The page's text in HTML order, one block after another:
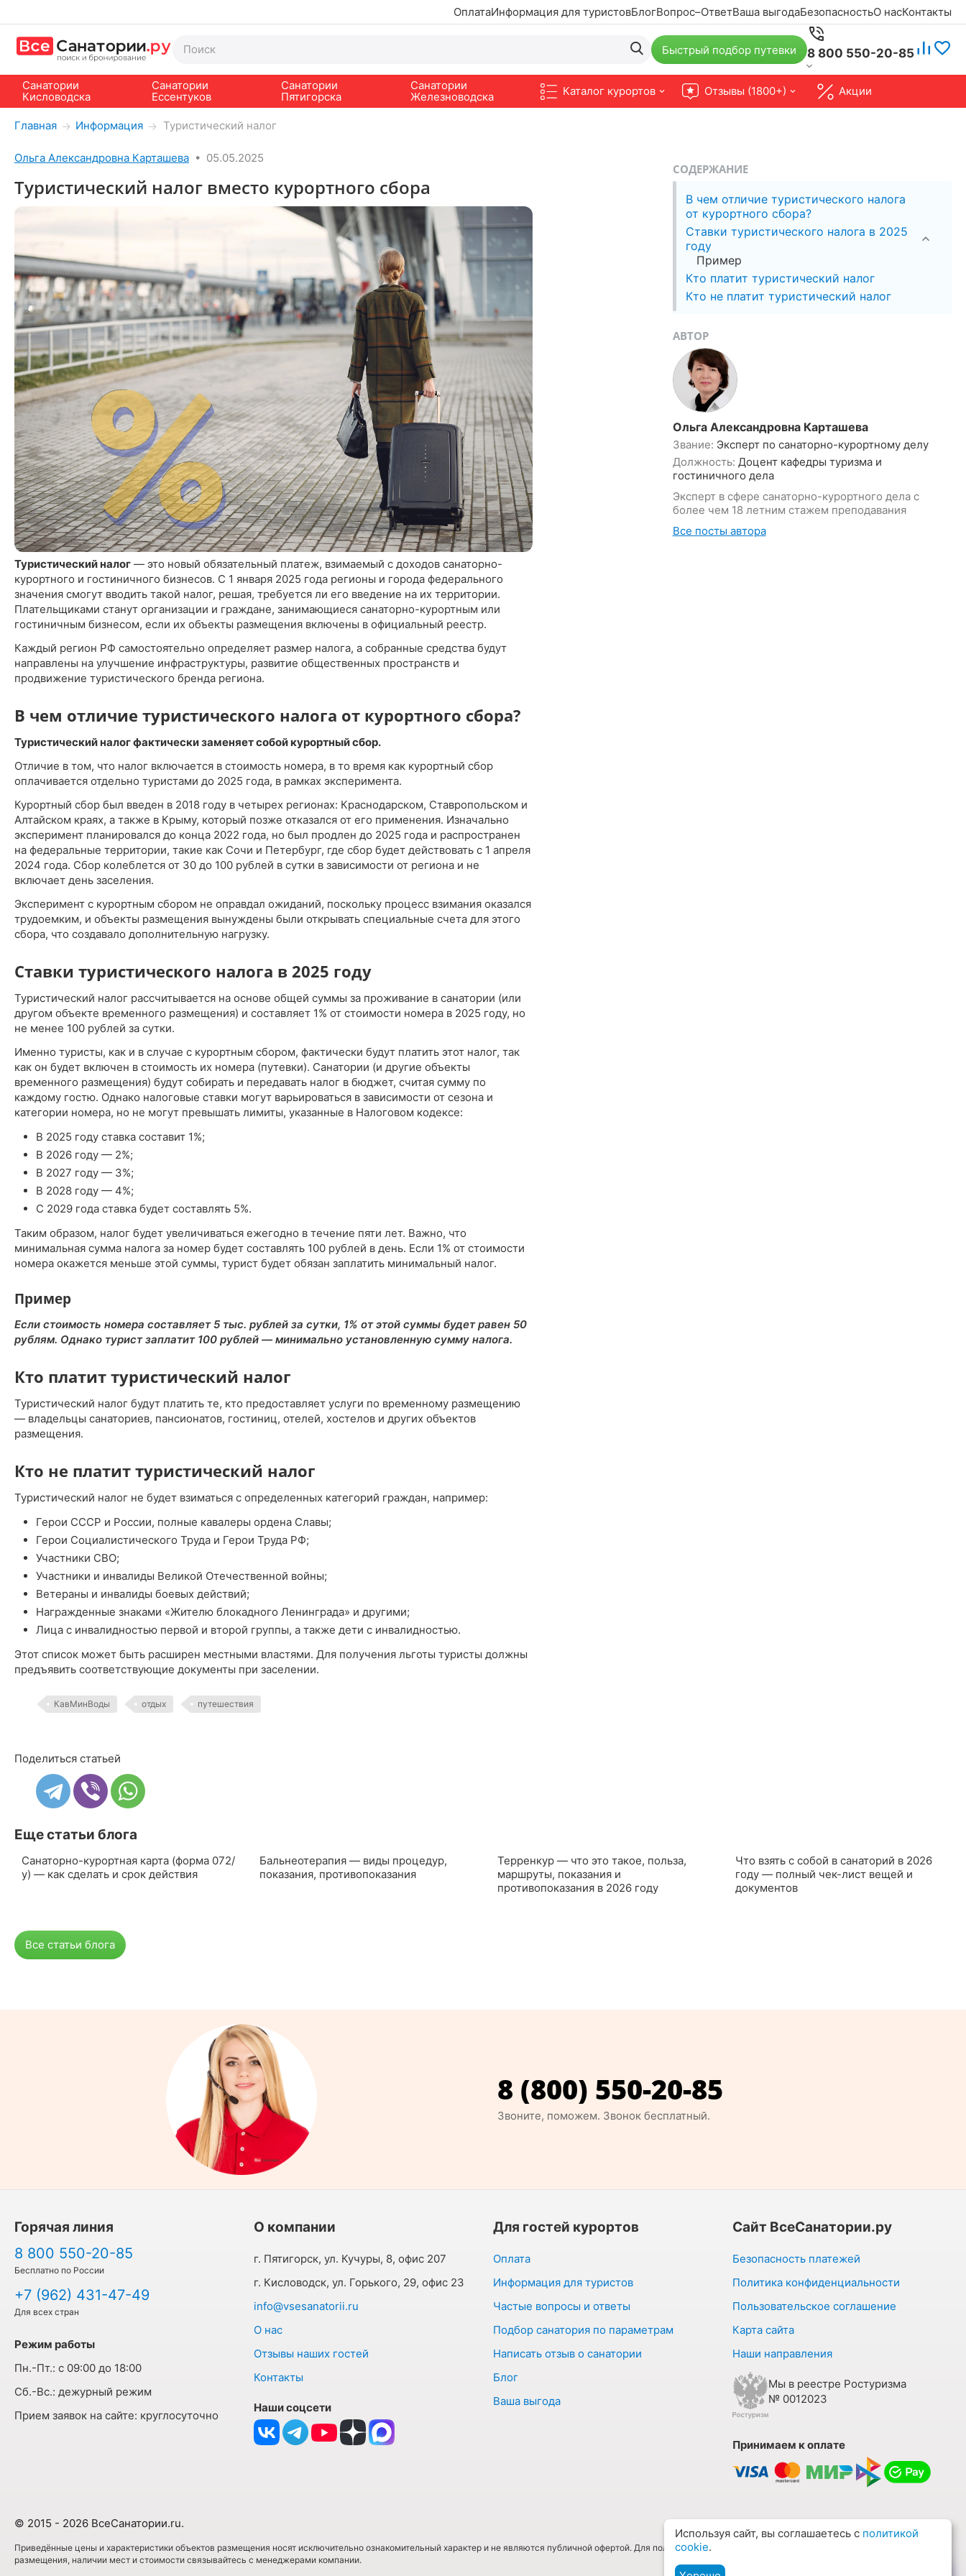
ОплатаИнформация для туристовБлогВопрос–ОтветВаша выгодаБезопасностьО насКонтакты
Быстрый подбор путевки 8 800 550-20-85
Санатории
Кисловодска
Санатории
Ессентуков
Санатории
Пятигорска
Санатории
Железноводска
Каталог курортов Отзывы (1800+) Акции
Главная → Информация → Туристический налог
Ольга Александровна Карташева • 05.05.2025
Туристический налог вместо курортного сбора
Туристический налог — это новый обязательный платеж, взимаемый с доходов санаторно-
курортного и гостиничного бизнесов. С 1 января 2025 года регионы и города федерального
значения смогут вводить такой налог, решая, требуется ли его введение на их территории.
Плательщиками станут организации и граждане, занимающиеся санаторно-курортным или
гостиничным бизнесом, если их объекты размещения включены в официальный реестр.
Каждый регион РФ самостоятельно определяет размер налога, а собранные средства будут
направлены на улучшение инфраструктуры, развитие общественных пространств и
продвижение туристического бренда региона.
В чем отличие туристического налога от курортного сбора?
Туристический налог фактически заменяет собой курортный сбор.
Отличие в том, что налог включается в стоимость номера, в то время как курортный сбор
оплачивается отдельно туристами до 2025 года, в рамках эксперимента.
Курортный сбор был введен в 2018 году в четырех регионах: Краснодарском, Ставропольском и
Алтайском краях, а также в Крыму, который позже отказался от его применения. Изначально
эксперимент планировался до конца 2022 года, но был продлен до 2025 года и распространен
на федеральные территории, такие как Сочи и Петербург, где сбор будет действовать с 1 апреля
2024 года. Сбор колеблется от 30 до 100 рублей в сутки в зависимости от региона и не
включает день заселения.
Эксперимент с курортным сбором не оправдал ожиданий, поскольку процесс взимания оказался
трудоемким, и объекты размещения вынуждены были открывать специальные счета для этого
сбора, что создавало дополнительную нагрузку.
Ставки туристического налога в 2025 году
Туристический налог рассчитывается на основе общей суммы за проживание в санатории (или
другом объекте временного размещения) и составляет 1% от стоимости номера в 2025 году, но
не менее 100 рублей за сутки.
Именно туристы, как и в случае с курортным сбором, фактически будут платить этот налог, так
как он будет включен в стоимость их номера (путевки). Санатории (и другие объекты
временного размещения) будут собирать и передавать налог в бюджет, считая сумму по
каждому гостю. Однако налоговые ставки могут варьироваться в зависимости от сезона и
категории номера, но не могут превышать лимиты, указанные в Налоговом кодексе:
В 2025 году ставка составит 1%;
В 2026 году — 2%;
В 2027 году — 3%;
В 2028 году — 4%;
С 2029 года ставка будет составлять 5%.
Таким образом, налог будет увеличиваться ежегодно в течение пяти лет. Важно, что
минимальная сумма налога за номер будет составлять 100 рублей в день. Если 1% от стоимости
номера окажется меньше этой суммы, турист будет обязан заплатить минимальный налог.
Пример
Если стоимость номера составляет 5 тыс. рублей за сутки, 1% от этой суммы будет равен 50
рублям. Однако турист заплатит 100 рублей — минимально установленную сумму налога.
Кто платит туристический налог
Туристический налог будут платить те, кто предоставляет услуги по временному размещению
— владельцы санаториев, пансионатов, гостиниц, отелей, хостелов и других объектов
размещения.
Кто не платит туристический налог
Туристический налог не будет взиматься с определенных категорий граждан, например:
Герои СССР и России, полные кавалеры ордена Славы;
Герои Социалистического Труда и Герои Труда РФ;
Участники СВО;
Участники и инвалиды Великой Отечественной войны;
Ветераны и инвалиды боевых действий;
Награжденные знаками «Жителю блокадного Ленинграда» и другими;
Лица с инвалидностью первой и второй группы, а также дети с инвалидностью.
Этот список может быть расширен местными властями. Для получения льготы туристы должны
предъявить соответствующие документы при заселении.
КавМинВоды отдых путешествия
Поделиться статьей
СОДЕРЖАНИЕ
В чем отличие туристического налога
от курортного сбора?
Ставки туристического налога в 2025
году
Пример
Кто платит туристический налог
Кто не платит туристический налог
АВТОР
Ольга Александровна Карташева
Звание: Эксперт по санаторно-курортному делу
Должность: Доцент кафедры туризма и
гостиничного дела
Эксперт в сфере санаторно-курортного дела с
более чем 18 летним стажем преподавания
Все посты автора
Еще статьи блога
19.03.2026
Санаторно-курортная карта (форма 072/
у) — как сделать и срок действия
Бальнеотерапия — виды процедур,
показания, противопоказания
Терренкур — что это такое, польза,
маршруты, показания и
противопоказания в 2026 году
Что взять с собой в санаторий в 2026
году — полный чек-лист вещей и
документов
Все статьи блога
8 (800) 550-20-85
Звоните, поможем. Звонок бесплатный.
Горячая линия
8 800 550-20-85
Бесплатно по России
+7 (962) 431-47-49
Для всех стран
Режим работы
Пн.-Пт.: с 09:00 до 18:00
Cб.-Вс.: дежурный режим
Прием заявок на сайте: круглосуточно
О компании
г. Пятигорск, ул. Кучуры, 8, офис 207
г. Кисловодск, ул. Горького, 29, офис 23
info@vsesanatorii.ru
О нас
Отзывы наших гостей
Контакты
Наши соцсети
Для гостей курортов
Оплата
Информация для туристов
Частые вопросы и ответы
Подбор санатория по параметрам
Написать отзыв о санатории
Блог
Ваша выгода
Сайт ВсеСанатории.ру
Безопасность платежей
Политика конфиденциальности
Пользовательское соглашение
Карта сайта
Наши направления
Мы в реестре Ростуризма
№ 0012023
Принимаем к оплате
© 2015 - 2026 ВсеСанатории.ru.
Приведённые цены и характеристики объектов размещения носят исключительно ознакомительный характер и не являются публичной офертой. Для получения подробной информации о характеристиках объектов
размещения, наличии мест и стоимости связывайтесь с менеджерами компании.
Используя сайт, вы соглашаетесь с политикой
cookie.